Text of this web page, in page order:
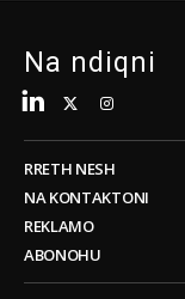
Na ndiqni
RRETH NESH
NA KONTAKTONI
REKLAMO
ABONOHU